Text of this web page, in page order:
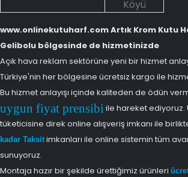
Köyü
www.onlinekutuharf.com Artık Krom Kutu
Gelibolu bölgesinde de hizmetinizde
Açık hava reklam sektörüne yeni bir hizmet
Türkiye'nin her bölgesine ücretsiz kargo ile
Bu hizmet anlayışı içinde kaliteden de ödün
uygun fiyat prensibi ile hareket ediyoruz.
tüketicisine direk online alışveriş imkanı ile
kadar Taksitimkanları ile online sistemin tüm
sunuyoruz.
Montaja hazır bir şekilde ürettiğimiz ürünleri